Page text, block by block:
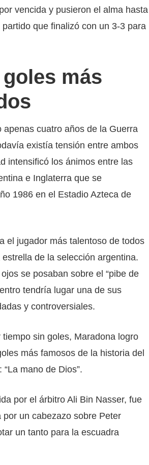
vencida y pusieron el alma hasta
que finalizó con un 3-3 para
más
apenas cuatro años de la Guerra
existía tensión entre ambos
intensificó los ánimos entre las
e Inglaterra que se
1986 en el Estadio Azteca de
el jugador más talentoso de todos
de la selección argentina.
se posaban sobre el “pibe de
tendría lugar una de sus
y controversiales.
sin goles, Maradona logro
más famosos de la historia del
mano de Dios”.
por el árbitro Ali Bin Nasser, fue
por un cabezazo sobre Peter
un tanto para la escuadra